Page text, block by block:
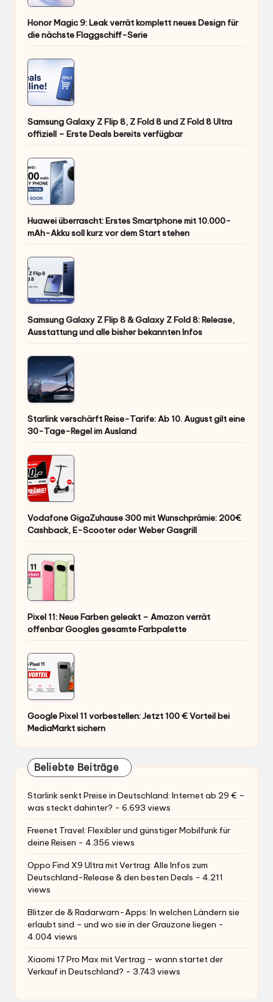
Honor Magic 9: Leak verrät komplett neues Design für
die nächste Flaggschiff-Serie
Samsung Galaxy Z Flip 8, Z Fold 8 und Z Fold 8 Ultra
offiziell – Erste Deals bereits verfügbar
Huawei überrascht: Erstes Smartphone mit 10.000-
mAh-Akku soll kurz vor dem Start stehen
Samsung Galaxy Z Flip 8 & Galaxy Z Fold 8: Release,
Ausstattung und alle bisher bekannten Infos
Starlink verschärft Reise-Tarife: Ab 10. August gilt eine
30-Tage-Regel im Ausland
Vodafone GigaZuhause 300 mit Wunschprämie: 200€
Cashback, E-Scooter oder Weber Gasgrill
Pixel 11: Neue Farben geleakt – Amazon verrät
offenbar Googles gesamte Farbpalette
Google Pixel 11 vorbestellen: Jetzt 100 € Vorteil bei
MediaMarkt sichern
Beliebte Beiträge
Starlink senkt Preise in Deutschland: Internet ab 29 € –
was steckt dahinter? - 6.693 views
Freenet Travel: Flexibler und günstiger Mobilfunk für
deine Reisen - 4.356 views
Oppo Find X9 Ultra mit Vertrag: Alle Infos zum
Deutschland-Release & den besten Deals - 4.211
views
Blitzer.de & Radarwarn-Apps: In welchen Ländern sie
erlaubt sind – und wo sie in der Grauzone liegen -
4.004 views
Xiaomi 17 Pro Max mit Vertrag – wann startet der
Verkauf in Deutschland? - 3.743 views